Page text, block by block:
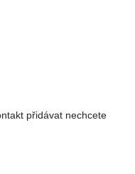
přidávat nechcete